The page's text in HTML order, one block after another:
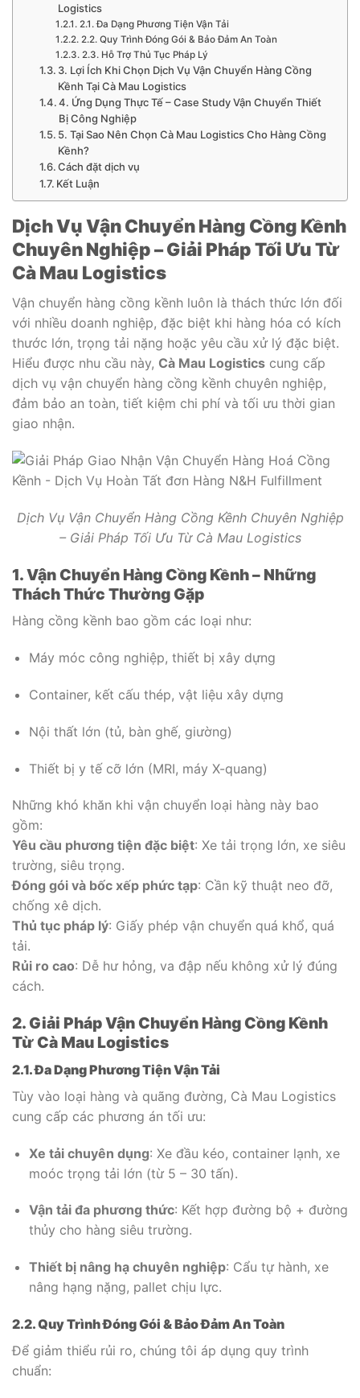
Logistics
2.1. Đa Dạng Phương Tiện Vận Tải
2.2. Quy Trình Đóng Gói & Bảo Đảm An Toàn
2.3. Hỗ Trợ Thủ Tục Pháp Lý
3. Lợi Ích Khi Chọn Dịch Vụ Vận Chuyển Hàng Cồng
Kềnh Tại Cà Mau Logistics
4. Ứng Dụng Thực Tế – Case Study Vận Chuyển Thiết
Bị Công Nghiệp
5. Tại Sao Nên Chọn Cà Mau Logistics Cho Hàng Cồng
Kềnh?
Cách đặt dịch vụ
Kết Luận
Dịch Vụ Vận Chuyển Hàng Cồng Kềnh
Chuyên Nghiệp – Giải Pháp Tối Ưu Từ
Cà Mau Logistics
Vận chuyển hàng cồng kềnh luôn là thách thức lớn đối
với nhiều doanh nghiệp, đặc biệt khi hàng hóa có kích
thước lớn, trọng tải nặng hoặc yêu cầu xử lý đặc biệt.
Hiểu được nhu cầu này, Cà Mau Logistics cung cấp
dịch vụ vận chuyển hàng cồng kềnh chuyên nghiệp,
đảm bảo an toàn, tiết kiệm chi phí và tối ưu thời gian
giao nhận.
Dịch Vụ Vận Chuyển Hàng Cồng Kềnh Chuyên Nghiệp
– Giải Pháp Tối Ưu Từ Cà Mau Logistics
1. Vận Chuyển Hàng Cồng Kềnh – Những
Thách Thức Thường Gặp
Hàng cồng kềnh bao gồm các loại như:
Máy móc công nghiệp, thiết bị xây dựng
Container, kết cấu thép, vật liệu xây dựng
Nội thất lớn (tủ, bàn ghế, giường)
Thiết bị y tế cỡ lớn (MRI, máy X-quang)
Những khó khăn khi vận chuyển loại hàng này bao
gồm:
Yêu cầu phương tiện đặc biệt: Xe tải trọng lớn, xe siêu
trường, siêu trọng.
Đóng gói và bốc xếp phức tạp: Cần kỹ thuật neo đỡ,
chống xê dịch.
Thủ tục pháp lý: Giấy phép vận chuyển quá khổ, quá
tải.
Rủi ro cao: Dễ hư hỏng, va đập nếu không xử lý đúng
cách.
2. Giải Pháp Vận Chuyển Hàng Cồng Kềnh
Từ Cà Mau Logistics
2.1. Đa Dạng Phương Tiện Vận Tải
Tùy vào loại hàng và quãng đường, Cà Mau Logistics
cung cấp các phương án tối ưu:
Xe tải chuyên dụng: Xe đầu kéo, container lạnh, xe
moóc trọng tải lớn (từ 5 – 30 tấn).
Vận tải đa phương thức: Kết hợp đường bộ + đường
thủy cho hàng siêu trường.
Thiết bị nâng hạ chuyên nghiệp: Cẩu tự hành, xe
nâng hạng nặng, pallet chịu lực.
2.2. Quy Trình Đóng Gói & Bảo Đảm An Toàn
Để giảm thiểu rủi ro, chúng tôi áp dụng quy trình
chuẩn: